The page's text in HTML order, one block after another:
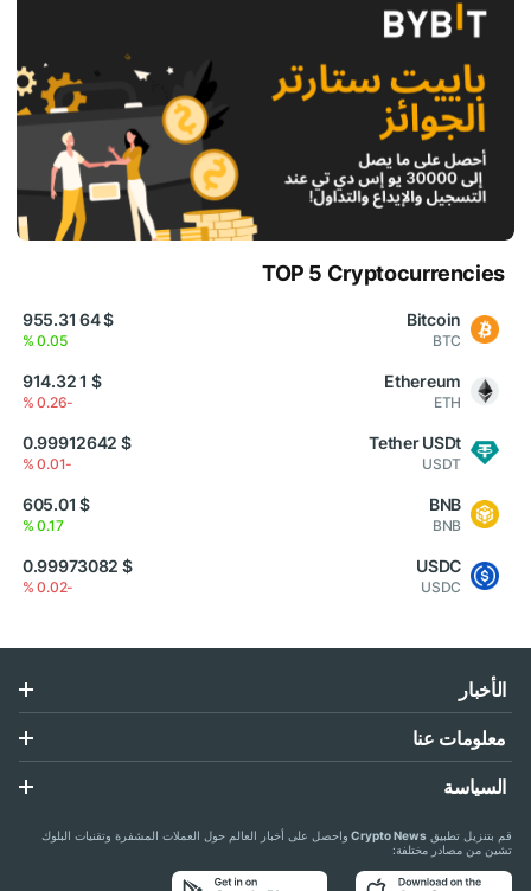
TOP 5 Cryptocurrencies
Bitcoin
BTC
$ 64 955.31
0.05 %
Ethereum
ETH
$ 1 914.32
-0.26 %
Tether USDt
USDT
$ 0.99912642
-0.01 %
BNB
BNB
$ 605.01
0.17 %
USDC
USDC
$ 0.99973082
-0.02 %
الأخبار
معلومات عنا
السياسة
قم بتنزيل تطبيق Crypto News واحصل على أخبار العالم حول العملات المشفرة وتقنيات البلوك
تشين من مصادر مختلفة: